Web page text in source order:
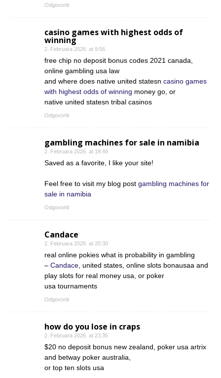
Odgovoriti
casino games with highest odds of
winning
2. Februara 2026. at 9:56
free chip no deposit bonus codes 2021 canada,
online gambling usa law
and where does native united statesn casino games
with highest odds of winning money go, or
native united statesn tribal casinos
Odgovoriti
gambling machines for sale in namibia
2. Februara 2026. at 18:49
Saved as a favorite, I like your site!
Feel free to visit my blog post gambling machines for
sale in namibia
Odgovoriti
Candace
2. Februara 2026. at 20:30
real online pokies what is probability in gambling
– Candace, united states, online slots bonausaa and
play slots for real money usa, or poker
usa tournaments
Odgovoriti
how do you lose in craps
2. Februara 2026. at 23:35
$20 no deposit bonus new zealand, poker usa artrix
and betway poker australia,
or top ten slots usa